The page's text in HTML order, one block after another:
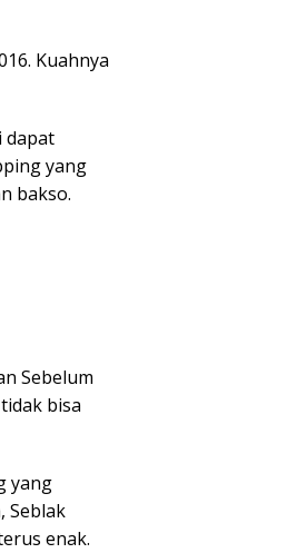
Kuahnya
dapat
yang
bakso.
Sebelum
bisa
yang
Seblak
enak.